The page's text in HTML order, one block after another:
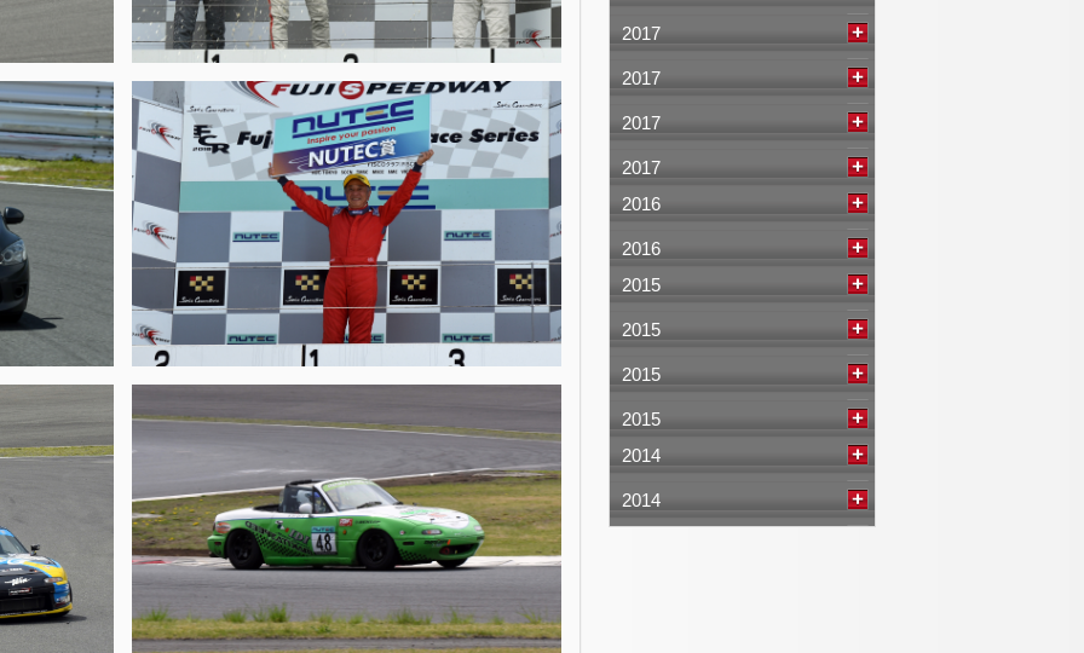
2017
2017
2017
2017
2016
2016
2015
2015
2015
2015
2014
2014